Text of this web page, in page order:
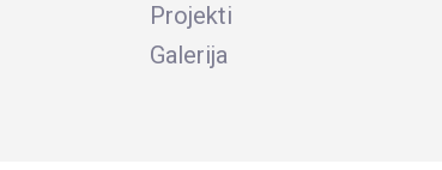
Projekti
Galerija